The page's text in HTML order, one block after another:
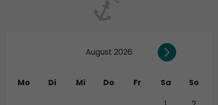
August 2026
Mo Di Mi Do Fr Sa
So